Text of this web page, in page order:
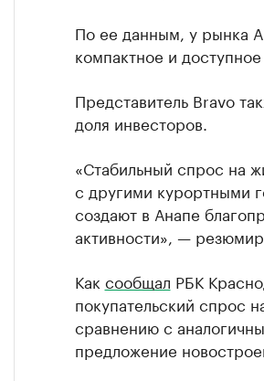
По ее данным, у рынка
компактное и доступное
Представитель Bravo
доля инвесторов.
«Стабильный спрос на
с другими курортными
создают в Анапе
активности», —
Как сообщал РБК
покупательский спрос
сравнению с
предложение